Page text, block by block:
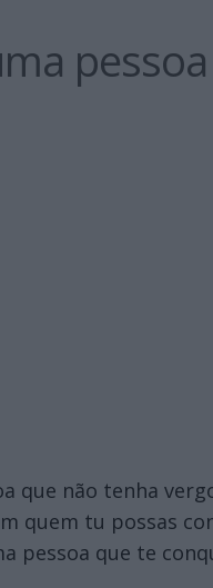
que não tenha
quem tu possas
pessoa que te